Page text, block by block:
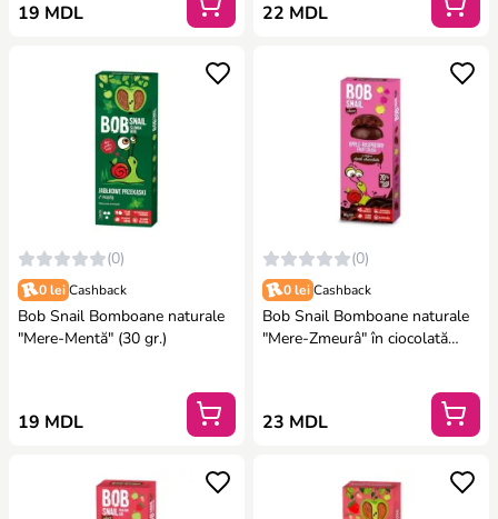
19 MDL 22 MDL
(0)
0 lei Cashback
Bob Snail Bomboane naturale
"Mere-Mentă" (30 gr.)
19 MDL
(0)
0 lei Cashback
Bob Snail Bomboane naturale
"Mere-Zmeurâ" în ciocolată
23 MDL